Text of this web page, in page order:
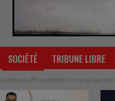
SOCIÉTÉ TRIBUNE LIBRE
stade du 28 septembre, on a vu des